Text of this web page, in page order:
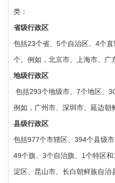
类：‌
‌省级行政区
包括23个省、5个自治区、4个
个。例如，北京市、上海市、广
‌地级行政区
包括293个地级市、7个地区、
例如，广州市、深圳市、延边朝
‌县级行政区‌
包括977个市辖区、394个县级
49个旗、3个自治旗、1个特区
淀区、昆山市、长白朝鲜族自治